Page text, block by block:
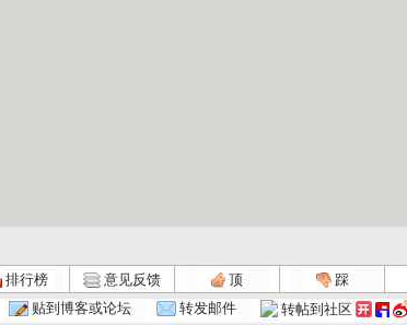
排行榜 意见反馈 顶
踩
贴到博客或论坛 转发邮件 转帖到社区